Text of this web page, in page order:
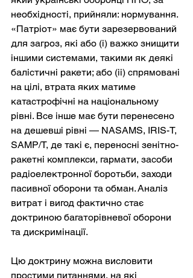
необхідності, прийняли: нормування.
«Патріот» має бути зарезервований
для загроз, які або (i) важко знищити
іншими системами, такими як деякі
балістичні ракети; або (ii) спрямовані
на цілі, втрата яких матиме
катастрофічні на національному
рівні. Все інше має бути перенесено
на дешевші рівні — NASAMS, IRIS-T,
SAMP/T, де такі є, переносні зенітно-
ракетні комплекси, гармати, засоби
радіоелектронної боротьби, заходи
пасивної оборони та обман. Аналіз
витрат і вигод фактично стає
доктриною багаторівневої оборони
та дискримінації.
Цю доктрину можна висловити
простими питаннями, на які